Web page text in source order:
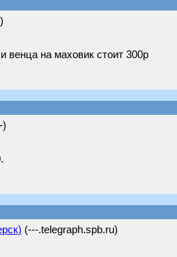
венца на маховик стоит 300р
)
(---.telegraph.spb.ru)